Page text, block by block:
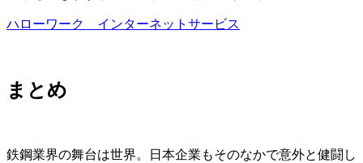
ハローワーク インターネットサービス
まとめ
鉄鋼業界の舞台は世界。日本企業もそのなかで意外と健闘し